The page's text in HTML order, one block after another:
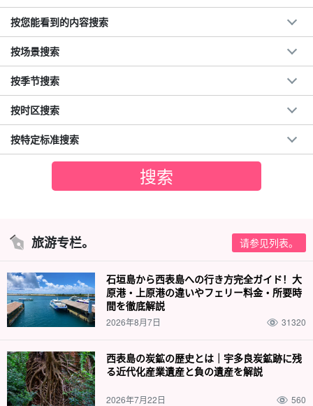
按您能看到的内容搜索
按场景搜索
按季节搜索
按时区搜索
按特定标准搜索
旅游专栏。 请参见列表。
石垣島から西表島への行き方完全ガイド！大
原港・上原港の違いやフェリー料金・所要時
間を徹底解説
2026年8月7日 31320
西表島の炭鉱の歴史とは｜宇多良炭鉱跡に残
る近代化産業遺産と負の遺産を解説
2026年7月22日 560